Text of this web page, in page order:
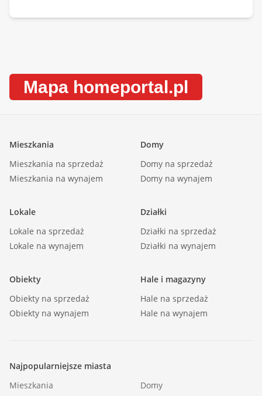
Mapa homeportal.pl
Mieszkania
Mieszkania na sprzedaż
Mieszkania na wynajem
Domy
Domy na sprzedaż
Domy na wynajem
Lokale
Lokale na sprzedaż
Lokale na wynajem
Działki
Działki na sprzedaż
Działki na wynajem
Obiekty
Obiekty na sprzedaż
Obiekty na wynajem
Hale i magazyny
Hale na sprzedaż
Hale na wynajem
Najpopularniejsze miasta
Mieszkania
Domy